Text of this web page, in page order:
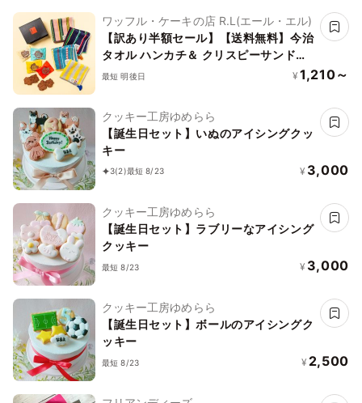
ワッフル・ケーキの店 R.L(エール・エル)
【訳あり半額セール】【送料無料】今治
タオル ハンカチ＆ クリスピーサンドワ
ッフル セット【イエロー】
最短 明後日 ¥ 1,210～
クッキー工房ゆめらら
【誕生日セット】いぬのアイシングクッ
キー
3(2)最短 8/23 ¥ 3,000
クッキー工房ゆめらら
【誕生日セット】ラブリーなアイシング
クッキー
最短 8/23 ¥ 3,000
クッキー工房ゆめらら
【誕生日セット】ボールのアイシングク
ッキー
最短 8/23 ¥ 2,500